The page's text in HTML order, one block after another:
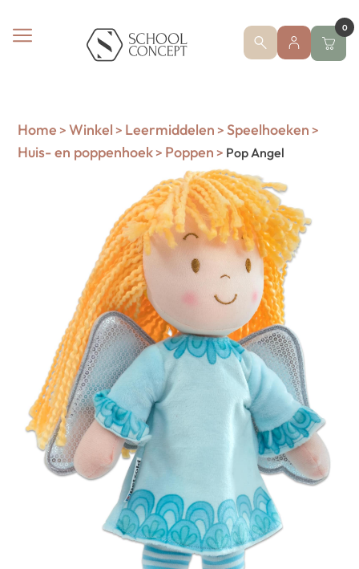
0
Home > Winkel > Leermiddelen > Speelhoeken >
Huis- en poppenhoek> Poppen > Pop Angel